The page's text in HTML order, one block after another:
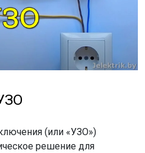
(или «УЗО»)
решение для